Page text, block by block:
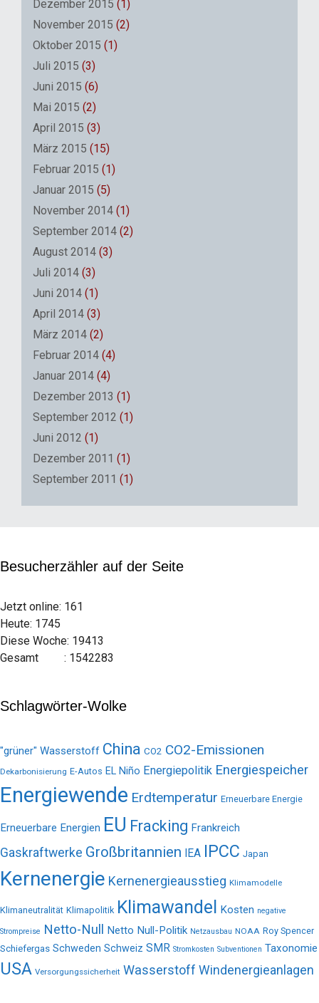
Dezember 2015 (1)
November 2015 (2)
Oktober 2015 (1)
Juli 2015 (3)
Juni 2015 (6)
Mai 2015 (2)
April 2015 (3)
März 2015 (15)
Februar 2015 (1)
Januar 2015 (5)
November 2014 (1)
September 2014 (2)
August 2014 (3)
Juli 2014 (3)
Juni 2014 (1)
April 2014 (3)
März 2014 (2)
Februar 2014 (4)
Januar 2014 (4)
Dezember 2013 (1)
September 2012 (1)
Juni 2012 (1)
Dezember 2011 (1)
September 2011 (1)
Besucherzähler auf der Seite
Jetzt online: 161
Heute: 1745
Diese Woche: 19413
Gesamt : 1542283
Schlagwörter-Wolke
"grüner" Wasserstoff China CO2 CO2-Emissionen
Dekarbonisierung E-Autos EL Niño Energiepolitik Energiespeicher
Energiewende Erdtemperatur Erneuerbare Energie
Erneuerbare Energien EU Fracking Frankreich
Gaskraftwerke Großbritannien IEA IPCC Japan
Kernenergie Kernenergieausstieg Klimamodelle
Klimaneutralität Klimapolitik Klimawandel Kosten negative
Strompreise Netto-Null Netto Null-Politik Netzausbau NOAA Roy Spencer
Schiefergas Schweden Schweiz SMR Stromkosten Subventionen Taxonomie
USA Versorgungssicherheit Wasserstoff Windenergieanlagen